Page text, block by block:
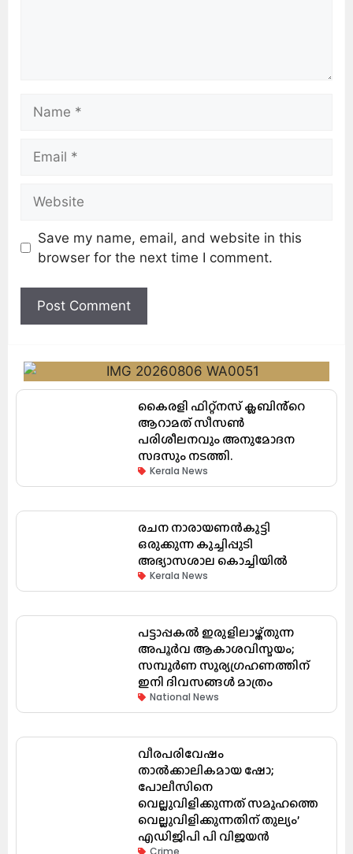
Save my name, email, and website in this
browser for the next time I comment.
കൈരളി ഫിറ്റ്നസ് ക്ലബിൻ്റെ
ആറാമത് സീസൺ
പരിശീലനവും അനുമോദന
സദസും നടത്തി.
Kerala News
രചന നാരായണൻകുട്ടി
ഒരുക്കുന്ന കുച്ചിപ്പുടി
അഭ്യാസശാല കൊച്ചിയിൽ
Kerala News
പട്ടാപ്പകൽ ഇരുളിലാഴ്ത്തുന്ന
അപൂർവ ആകാശവിസ്മയം;
സമ്പൂർണ സൂര്യഗ്രഹണത്തിന്
ഇനി ദിവസങ്ങൾ മാത്രം
National News
വീരപരിവേഷം
താൽക്കാലികമായ ഷോ;
പോലീസിനെ
വെല്ലുവിളിക്കുന്നത് സമൂഹത്തെ
വെല്ലുവിളിക്കുന്നതിന് തുല്യം’
എഡിജിപി പി വിജയൻ